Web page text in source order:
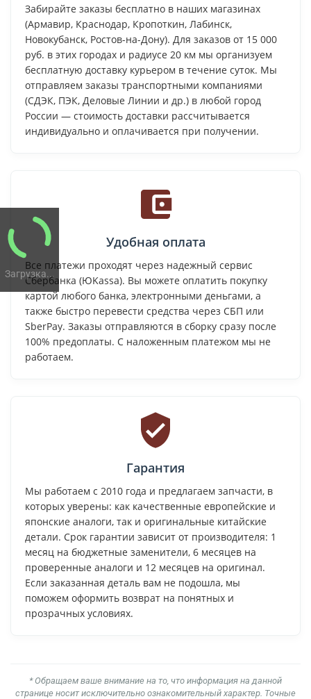
Загрузка...
Забирайте заказы бесплатно в наших магазинах
(Армавир, Краснодар, Кропоткин, Лабинск,
Новокубанск, Ростов-на-Дону). Для заказов от 15 000
руб. в этих городах и радиусе 20 км мы организуем
бесплатную доставку курьером в течение суток. Мы
отправляем заказы транспортными компаниями
(СДЭК, ПЭК, Деловые Линии и др.) в любой город
России — стоимость доставки рассчитывается
индивидуально и оплачивается при получении.
Удобная оплата
Все платежи проходят через надежный сервис
Сбербанка (ЮKassa). Вы можете оплатить покупку
картой любого банка, электронными деньгами, а
также быстро перевести средства через СБП или
SberPay. Заказы отправляются в сборку сразу после
100% предоплаты. С наложенным платежом мы не
работаем.
Гарантия
Мы работаем с 2010 года и предлагаем запчасти, в
которых уверены: как качественные европейские и
японские аналоги, так и оригинальные китайские
детали. Срок гарантии зависит от производителя: 1
месяц на бюджетные заменители, 6 месяцев на
проверенные аналоги и 12 месяцев на оригинал.
Если заказанная деталь вам не подошла, мы
поможем оформить возврат на понятных и
прозрачных условиях.
* Обращаем ваше внимание на то, что информация на данной
странице носит исключительно ознакомительный характер. Точные